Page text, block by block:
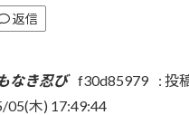
返信
なき忍び f30d85979 : 投
05(木) 17:49:44